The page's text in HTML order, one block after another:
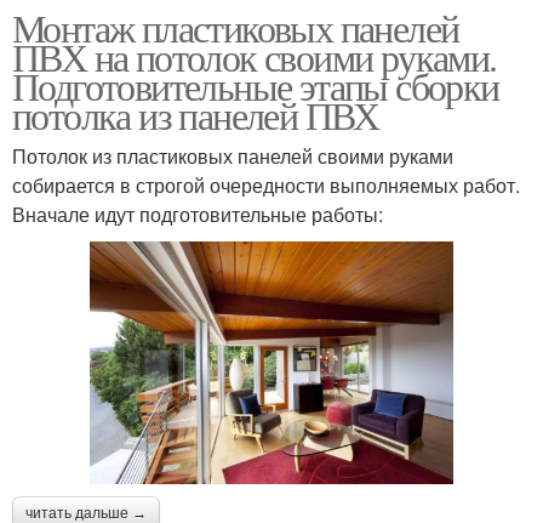
Монтаж пластиковых панелей
ПВХ на потолок своими руками.
Подготовительные этапы сборки
потолка из панелей ПВХ
Потолок из пластиковых панелей своими руками
собирается в строгой очередности выполняемых работ.
Вначале идут подготовительные работы:
читать дальше →